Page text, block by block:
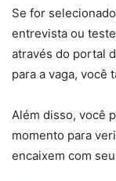
Se for
entrevista ou
através do portal
para a vaga, você
Além disso, você
momento para
encaixem com